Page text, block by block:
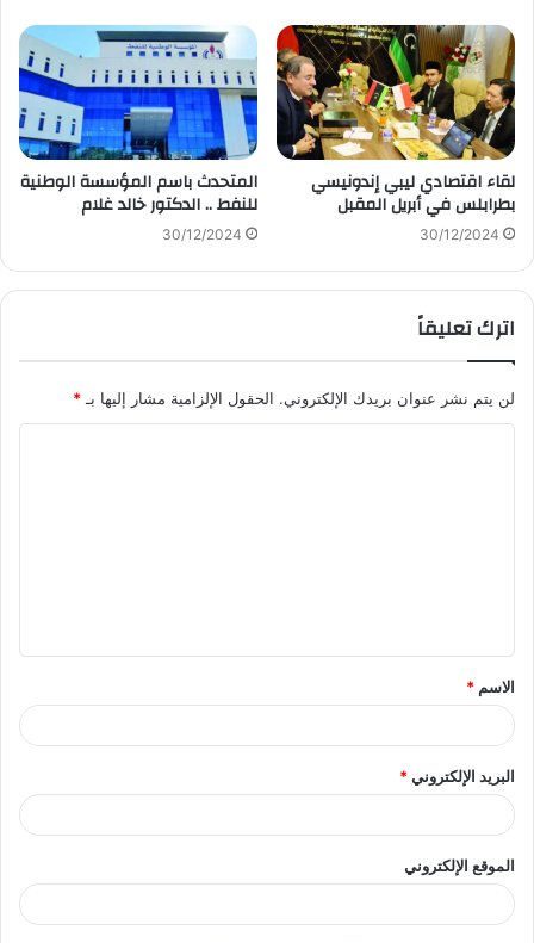
لقاء اقتصادي ليبي إندونيسي
بطرابلس في أبريل المقبل
30/12/2024
المتحدث باسم المؤسسة الوطنية
للنفط .. الدكتور خالد غلام
30/12/2024
اترك تعليقاً
لن يتم نشر عنوان بريدك الإلكتروني. الحقول الإلزامية مشار إليها بـ *
ق
*
الاسم *
البريد الإلكتروني*
الموقع الإلكتروني